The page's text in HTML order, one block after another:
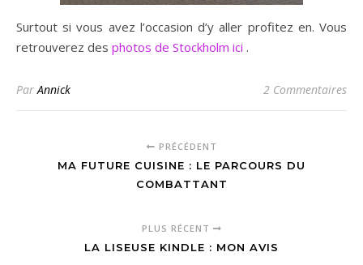
Surtout si vous avez l’occasion d’y aller profitez en. Vous
retrouverez des photos de Stockholm ici .
Par Annick 2 Commentaires
PRÉCÉDENT
MA FUTURE CUISINE : LE PARCOURS DU
COMBATTANT
PLUS RÉCENT
LA LISEUSE KINDLE : MON AVIS